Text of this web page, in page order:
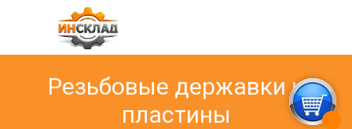
Резьбовые державки и
пластины